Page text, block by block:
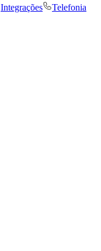
Integrações
Telefonia